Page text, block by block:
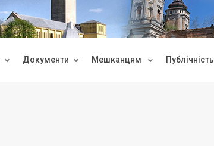
Документи Мешканцям Публічність